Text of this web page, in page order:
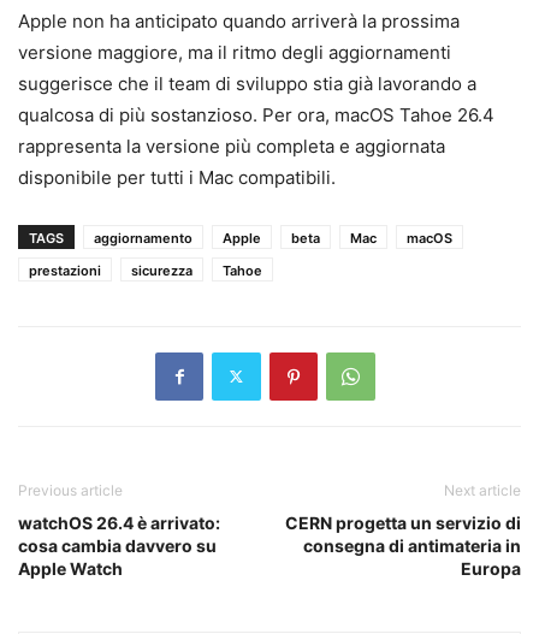
Apple non ha anticipato quando arriverà la prossima
versione maggiore, ma il ritmo degli aggiornamenti
suggerisce che il team di sviluppo stia già lavorando a
qualcosa di più sostanzioso. Per ora, macOS Tahoe 26.4
rappresenta la versione più completa e aggiornata
disponibile per tutti i Mac compatibili.
TAGS aggiornamento Apple beta Mac
macOS
prestazioni
sicurezza Tahoe
Previous article
watchOS 26.4 è arrivato:
cosa cambia davvero su
Apple Watch
Next article
CERN progetta un servizio di
consegna di antimateria in
Europa